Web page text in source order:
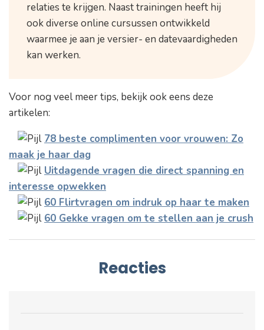
relaties te krijgen. Naast trainingen heeft hij
ook diverse online cursussen ontwikkeld
waarmee je aan je versier- en datevaardigheden
kan werken.
Voor nog veel meer tips, bekijk ook eens deze
artikelen:
78 beste complimenten voor vrouwen: Zo
maak je haar dag
Uitdagende vragen die direct spanning en
interesse opwekken
60 Flirtvragen om indruk op haar te maken
60 Gekke vragen om te stellen aan je crush
Reacties